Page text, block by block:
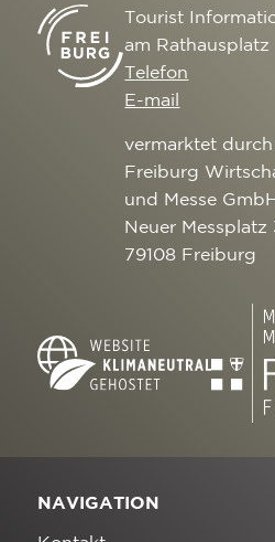
Tourist
am Rathausplatz
Telefon
E-mail
vermarktet
Freiburg
und Messe
Neuer Messplatz
79108 Freiburg
NAVIGATION